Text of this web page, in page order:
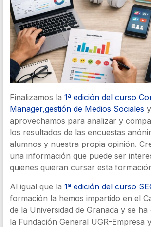
Finalizamos la 1ª edición del curso
Manager,gestión de Medios Sociales y
aprovechamos para analizar y
los resultados de las encuestas
alumnos y nuestra propia opinión.
una información que puede ser
quienes quieran cursar esta
Al igual que la 1ª edición del curso
formación la hemos impartido en el
de la Universidad de Granada y se
la Fundación General UGR-Empresa